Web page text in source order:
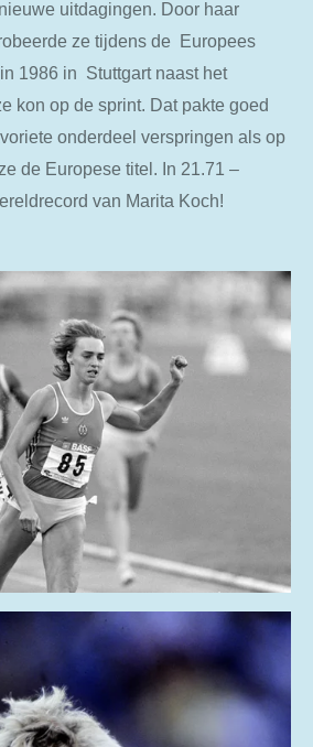
uitdagingen. Door haar
ze tijdens de Europees
1986 in Stuttgart naast het
kon op de sprint. Dat pakte goed
onderdeel verspringen als op
de Europese titel. In 21.71 –
van Marita Koch!